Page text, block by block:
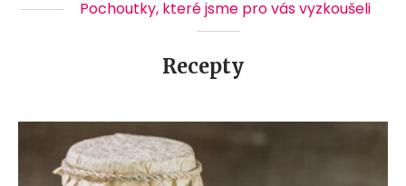
Pochoutky, které jsme pro vás vyzkoušeli
Recepty